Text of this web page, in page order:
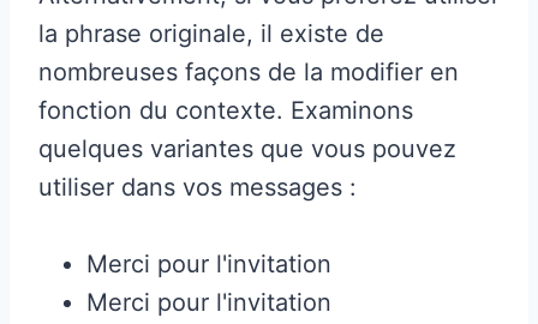
la phrase originale, il existe de
nombreuses façons de la modifier en
fonction du contexte. Examinons
quelques variantes que vous pouvez
utiliser dans vos messages :
Merci pour l'invitation
Merci pour l'invitation